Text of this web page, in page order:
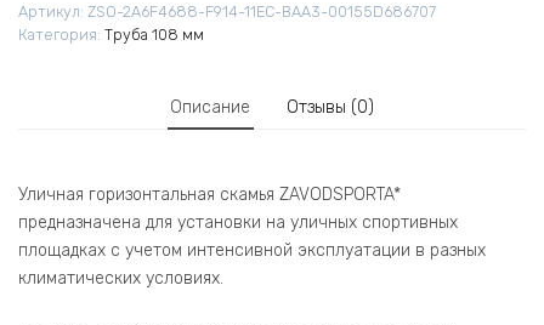
Артикул: ZSO-2A6F4688-F914-11EC-BAA3-00155D686707
Категория: Труба 108 мм
Описание Отзывы (0)
Уличная горизонтальная скамья ZAVODSPORTA*
предназначена для установки на уличных спортивных
площадках с учетом интенсивной эксплуатации в разных
климатических условиях.